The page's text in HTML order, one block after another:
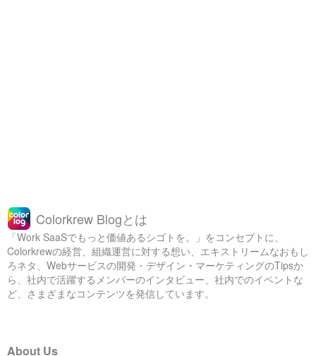
Colorkrew Blogとは
「Work SaaSでもっと価値あるシゴトを。」をコンセプトに、
Colorkrewの経営、組織運営に対する想い、エキストリームなおもし
ろネタ、Webサービスの開発・デザイン・マーケティングのTipsか
ら、社内で活躍するメンバーのインタビュー、社内でのイベントな
ど、さまざまなコンテンツを発信しています。
About Us